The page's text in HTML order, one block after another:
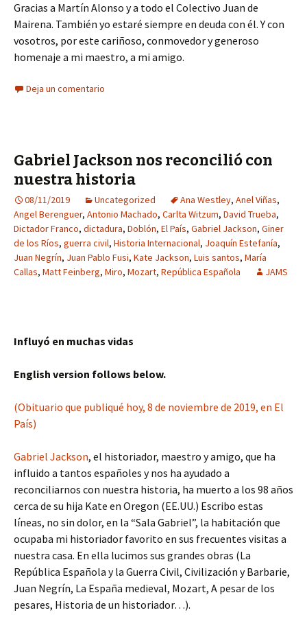
Gracias a Martín Alonso y a todo el Colectivo Juan de
Mairena. También yo estaré siempre en deuda con él. Y con
vosotros, por este cariñoso, conmovedor y generoso
homenaje a mi maestro, a mi amigo.
Deja un comentario
Gabriel Jackson nos reconcilió con
nuestra historia
08/11/2019 Uncategorized Ana Westley, Anel Viñas,
Angel Berenguer, Antonio Machado, Carlta Witzum, David Trueba,
Dictador Franco, dictadura, Doblón, El País, Gabriel Jackson, Giner
de los Ríos, guerra civil, Historia Internacional, Joaquín Estefanía,
Juan Negrín, Juan Pablo Fusi, Kate Jackson, Luis santos, María
Callas, Matt Feinberg, Miro, Mozart, República Española JAMS
Influyó en muchas vidas
English version follows below.
(Obituario que publiqué hoy, 8 de noviembre de 2019, en El
País)
Gabriel Jackson, el historiador, maestro y amigo, que ha
influido a tantos españoles y nos ha ayudado a
reconciliarnos con nuestra historia, ha muerto a los 98 años
cerca de su hija Kate en Oregon (EE.UU.) Escribo estas
líneas, no sin dolor, en la “Sala Gabriel”, la habitación que
ocupaba mi historiador favorito en sus frecuentes visitas a
nuestra casa. En ella lucimos sus grandes obras (La
República Española y la Guerra Civil, Civilización y Barbarie,
Juan Negrín, La España medieval, Mozart, A pesar de los
pesares, Historia de un historiador…).